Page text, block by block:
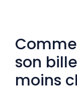
son
moins